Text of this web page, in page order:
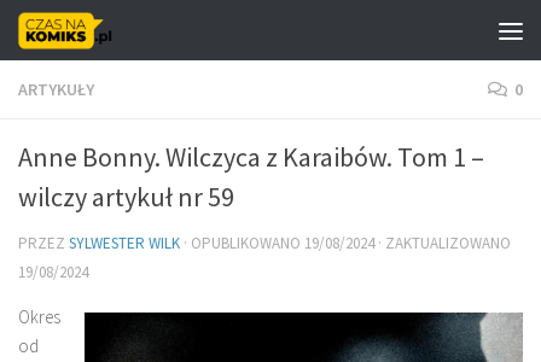
Skip to content
ARTYKUŁY 0
Anne Bonny. Wilczyca z Karaibów. Tom 1 –
wilczy artykuł nr 59
PRZEZ SYLWESTER WILK · OPUBLIKOWANO 19/08/2024· ZAKTUALIZOWANO
19/08/2024
Okres
od